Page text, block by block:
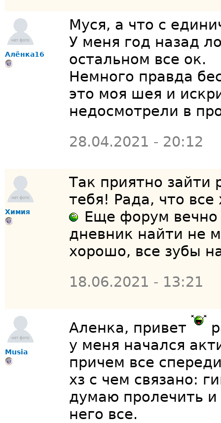
Алёнка16
Муся, а что с
У меня год назад
остальном все ок.
Немного правда
это моя шея и
недосмотрели в
28.04.2021 - 20:12
Химия
Так приятно зайти
тебя! Рада, что
Еще форум
дневник найти не
хорошо, все зубы
18.06.2021 - 13:21
Musia
Аленка, привет
у меня начался
причем все
хз с чем связано:
думаю пролечить и
него все.